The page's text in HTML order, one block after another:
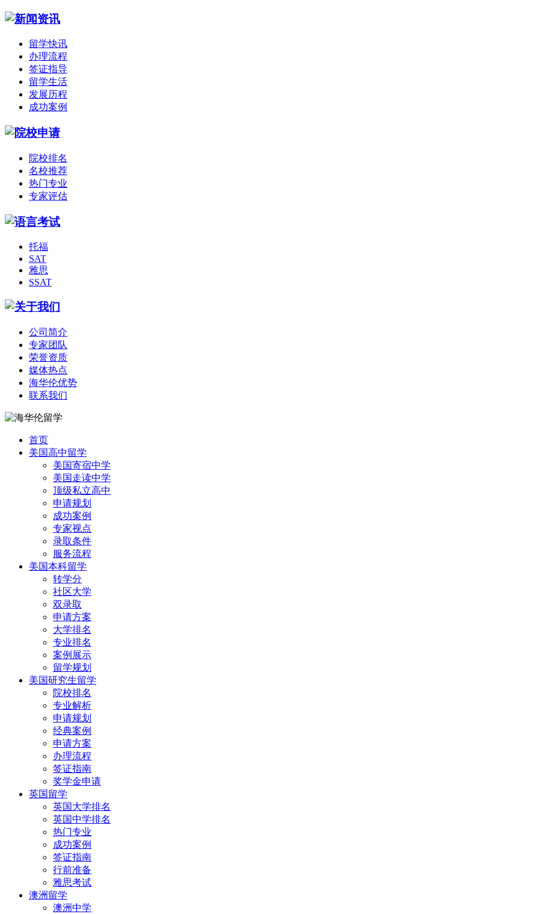
留学快讯
办理流程
签证指导
留学生活
发展历程
成功案例
院校排名
名校推荐
热门专业
专家评估
托福
SAT
雅思
SSAT
公司简介
专家团队
荣誉资质
媒体热点
海华伦优势
联系我们
首页
美国高中留学
美国寄宿中学
美国走读中学
顶级私立高中
申请规划
成功案例
专家视点
录取条件
服务流程
美国本科留学
转学分
社区大学
双录取
申请方案
大学排名
专业排名
案例展示
留学规划
美国研究生留学
院校排名
专业解析
申请规划
经典案例
申请方案
办理流程
签证指南
奖学金申请
英国留学
英国大学排名
英国中学排名
热门专业
成功案例
签证指南
行前准备
雅思考试
澳洲留学
澳洲中学